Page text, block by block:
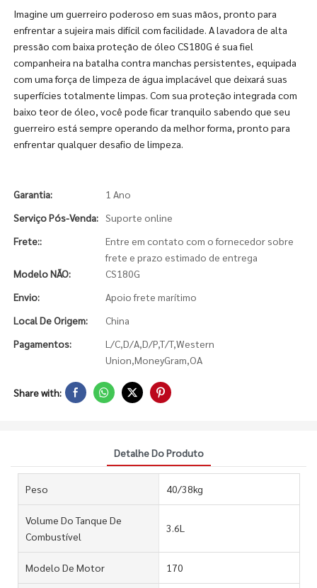
Imagine um guerreiro poderoso em suas mãos, pronto para
enfrentar a sujeira mais difícil com facilidade. A lavadora de alta
pressão com baixa proteção de óleo CS180G é sua fiel
companheira na batalha contra manchas persistentes, equipada
com uma força de limpeza de água implacável que deixará suas
superfícies totalmente limpas. Com sua proteção integrada com
baixo teor de óleo, você pode ficar tranquilo sabendo que seu
guerreiro está sempre operando da melhor forma, pronto para
enfrentar qualquer desafio de limpeza.
Garantia:
1 Ano
Serviço Pós-Venda: Suporte online
Frete::
Entre em contato com o fornecedor sobre
frete e prazo estimado de entrega
Modelo NÃO:
CS180G
Envio:
Apoio frete marítimo
Local De Origem:
China
Pagamentos:
L/C,D/A,D/P,T/T,Western
Union,MoneyGram,OA
Share with:
Detalhe Do Produto
Peso 40/38kg
Volume Do Tanque De
Combustível
3.6L
Modelo De Motor 170